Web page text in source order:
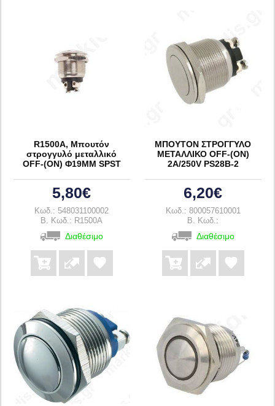
R1500A, Μπουτόν
στρογγυλό μεταλλικό
OFF-(ON) Φ19ΜΜ SPST
5,80€
Κωδ.: 548031100002
B. Κωδ.: R1500A
Διαθέσιμο
ΜΠΟΥΤΟΝ ΣΤΡΟΓΓΥΛΟ
ΜΕΤΑΛΛΙΚΟ OFF-(ON)
2A/250V PS28B-2
6,20€
Κωδ.: 800057610001
B. Κωδ.:
Διαθέσιμο